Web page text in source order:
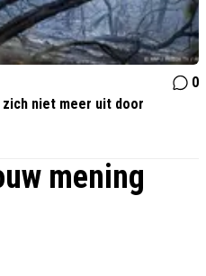
0
zich niet meer uit door
mening